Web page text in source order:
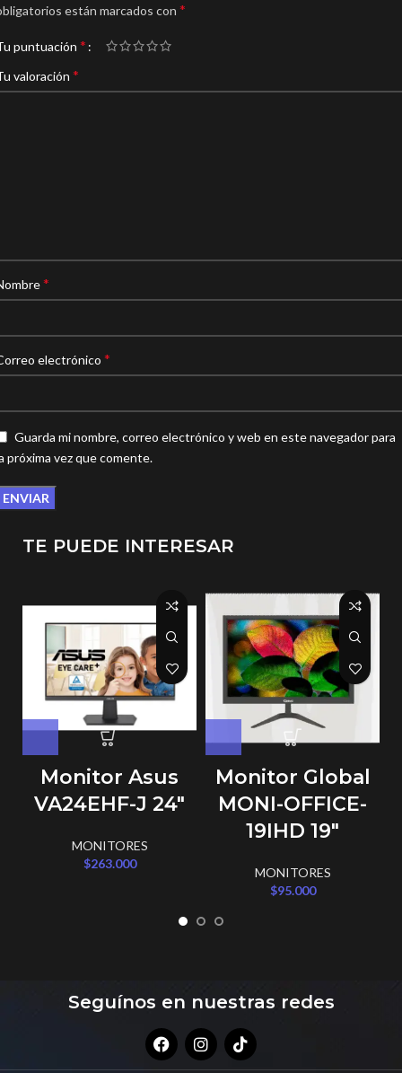
están marcados con *
puntuación *
valoración *
*
electrónico *
Guarda mi nombre, correo electrónico y web en este navegador para
próxima vez que comente.
TE PUEDE INTERESAR
Monitor Asus
VA24EHF-J 24″
MONITORES
$263.000
Monitor Global
MONI-OFFICE-
19IHD 19″
MONITORES
$95.000
Seguínos en nuestras redes